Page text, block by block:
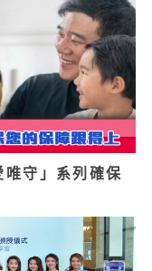
守」系列確保